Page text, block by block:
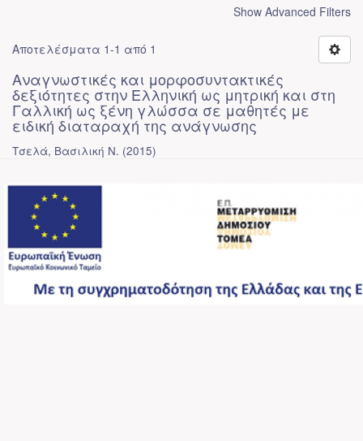
Show Advanced Filters
Αποτελέσματα 1-1 από 1
Αναγνωστικές και μορφοσυντακτικές
δεξιότητες στην Ελληνική ως μητρική και στη
Γαλλική ως ξένη γλώσσα σε μαθητές με
ειδική διαταραχή της ανάγνωσης
Τσελά, Βασιλική Ν. (2015)